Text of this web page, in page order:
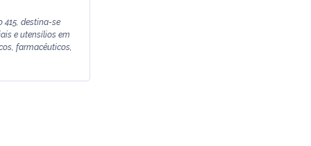
415, destina-se
e utensílios em
farmacêuticos,